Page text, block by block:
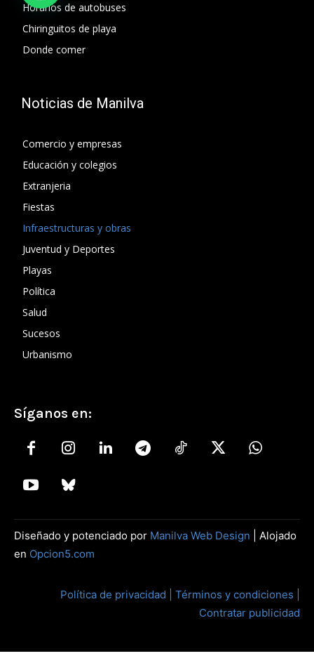
Horarios de autobuses
Chiringuitos de playa
Donde comer
Noticias de Manilva
Comercio y empresas
Educación y colegios
Extranjeria
Fiestas
Infraestructuras y obras
Juventud y Deportes
Playas
Política
Salud
Sucesos
Urbanismo
Síganos en:
Diseñado y potenciado por Manilva Web Design | Alojado
en Opcion5.com
Política de privacidad | Términos y condiciones |
Contratar publicidad